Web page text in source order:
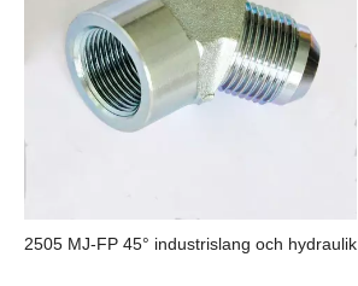
2505 MJ-FP 45° industrislang och hydraulik